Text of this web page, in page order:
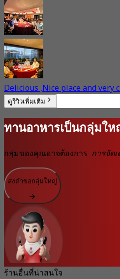
Delicious ,Nice place and very
ดูรีวิวเพิ่มเติม
ทานอาหารเป็นกลุ่มใ
กลุ่มของคุณอาจต้องการ การจัด
ส่งคำขอกลุ่มใหญ่
ร้านอื่นที่น่าสนใจ